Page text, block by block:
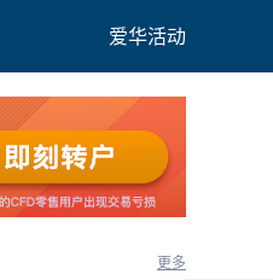
爱华活动
更多